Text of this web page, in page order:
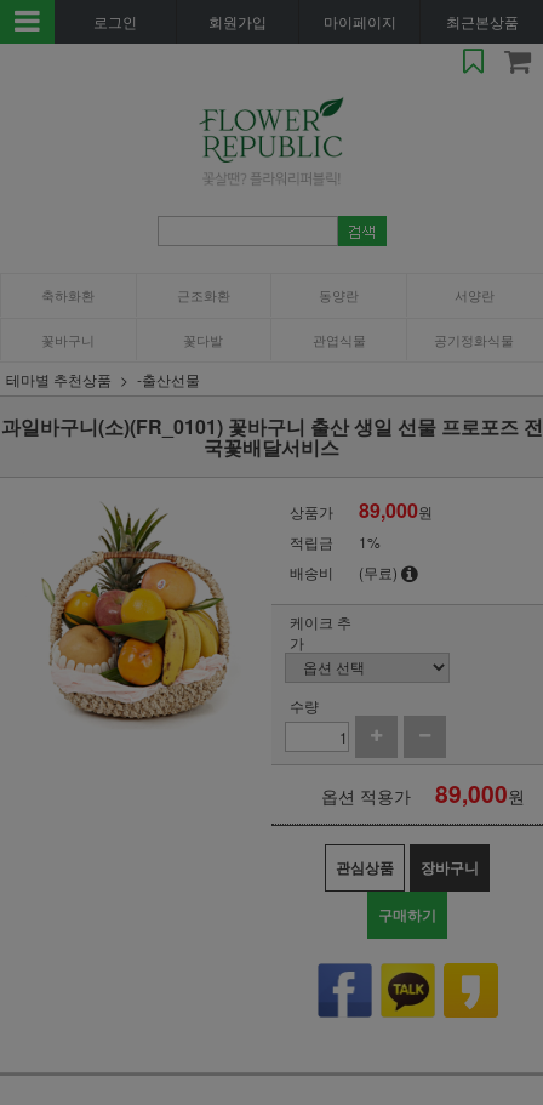
로그인 회원가입 마이페이지 최근본상품
축하화환 근조화환 동양란 서양란
꽃바구니 꽃다발 관엽식물 공기정화식물
테마별 추천상품 -출산선물
과일바구니(소)(FR_0101) 꽃바구니 출산 생일 선물 프로포즈 전
국꽃배달서비스
상품가 89,000원
적립금
1%
배송비
(무료)
케이크 추
가
수량
옵션 적용가 89,000원
관심상품 장바구니
구매하기